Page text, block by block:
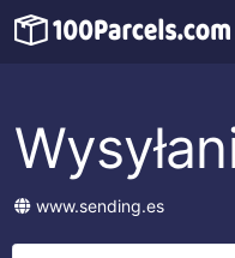
www.sending.es